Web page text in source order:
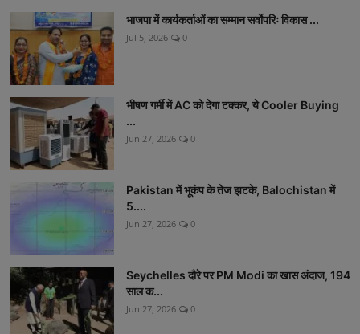
भाजपा में कार्यकर्ताओं का सम्मान सर्वाेपरिः विकास ...
Jul 5, 2026 0
भीषण गर्मी में AC को देगा टक्कर, ये Cooler Buying
...
Jun 27, 2026 0
Pakistan में भूकंप के तेज झटके, Balochistan में
5....
Jun 27, 2026 0
Seychelles दौरे पर PM Modi का खास अंदाज, 194
साल क...
Jun 27, 2026 0